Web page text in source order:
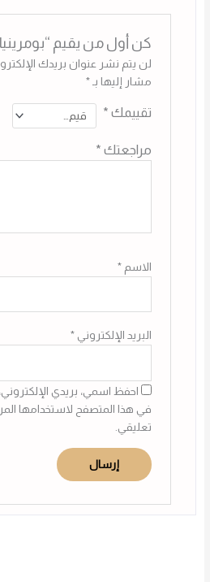
كن أول من يقيم
لن يتم نشر عنوان بريدك
مشار إليها بـ*
تقييمك *
مراجعتك *
الاسم*
البريد الإلكتروني*
احفظ اسمي، بريدي
في هذا المتصفح لاستخدامها
تعليقي.